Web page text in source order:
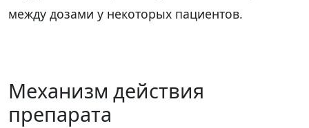
между дозами у некоторых пациентов.
Механизм действия
препарата